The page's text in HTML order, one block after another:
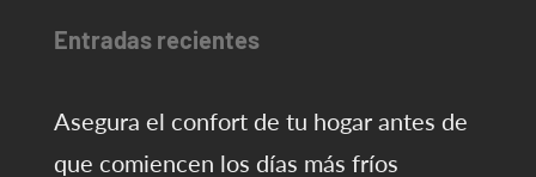
Entradas recientes
Asegura el confort de tu hogar antes de
que comiencen los días más fríos